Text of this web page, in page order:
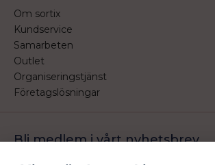
Om sortix
Kundservice
Samarbeten
Outlet
Organiseringstjänst
Företagslösningar
Bli medlem i vårt nyhetsbrev